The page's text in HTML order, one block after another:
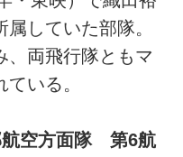
していた部隊。
、両飛行隊ともマ
いる。
航空方面隊 第6航